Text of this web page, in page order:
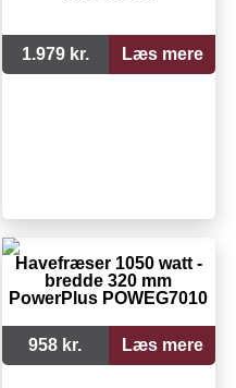
1.979 kr. Læs mere
Havefræser 1050 watt -
bredde 320 mm
PowerPlus POWEG7010
958 kr. Læs mere